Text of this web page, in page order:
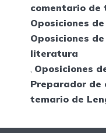
comentario de
Oposiciones
Oposiciones
literatura
, Oposiciones
Preparador de
temario de